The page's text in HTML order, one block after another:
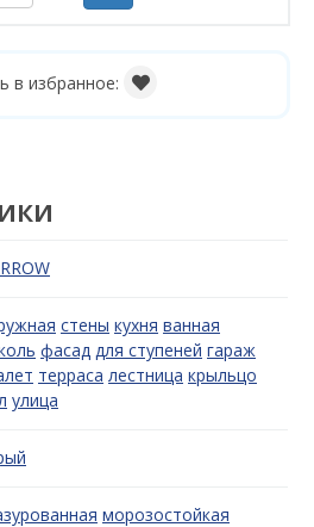
в избранное:
стены кухня ванная
фасад для ступеней гараж
терраса лестница крыльцо
улица
морозостойкая